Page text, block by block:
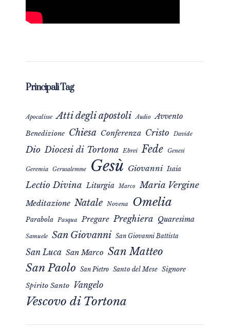
Principali Tag
Apocalisse Atti degli apostoli Audio Avvento
Benedizione Chiesa Conferenza Cristo Davide
Dio Diocesi di Tortona Ebrei Fede Genesi
Geremia Gerusalemme Gesù Giovanni Isaia
Lectio Divina Liturgia Marco Maria Vergine
Meditazione Natale Novena Omelia
Parabola Pasqua Pregare Preghiera Quaresima
Samuele San Giovanni San Giovanni Battista
San Luca San Marco San Matteo
San Paolo San Pietro Santo del Mese Signore
Spirito Santo Vangelo
Vescovo di Tortona